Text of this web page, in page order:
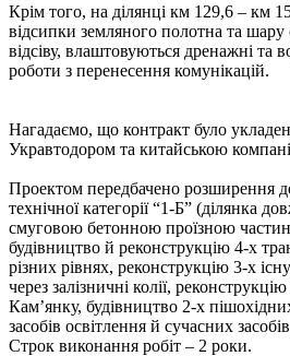
Крім того, на ділянці км 129,6 – км
відсипки земляного полотна та шару
відсіву, влаштовуються дренажні та
роботи з перенесення комунікацій.
Нагадаємо, що контракт було
Укравтодором та китайською
Проектом передбачено розширення
технічної категорії “1-Б” (ділянка
смуговою бетонною проїзною
будівництво й реконструкцію 4-х
різних рівнях, реконструкцію 3-х
через залізничні колії,
Кам’янку, будівництво 2-х
засобів освітлення й сучасних
Строк виконання робіт – 2 роки.